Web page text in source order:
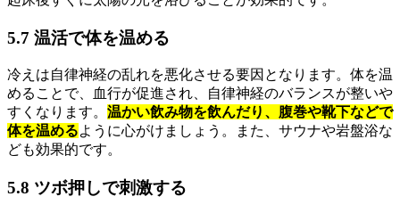
5.7 温活で体を温める
冷えは自律神経の乱れを悪化させる要因となります。体を温
めることで、血行が促進され、自律神経のバランスが整いや
すくなります。 温かい飲み物を飲んだり、腹巻や靴下などで
体を温めるように心がけましょう。また、サウナや岩盤浴な
ども効果的です。
5.8 ツボ押しで刺激する